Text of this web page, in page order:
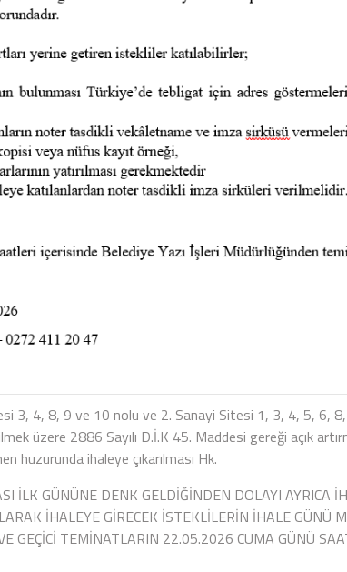
3, 4, 8, 9 ve 10 nolu ve 2. Sanayi Sitesi 1, 3, 4, 5, 6,
üzere 2886 Sayılı D.İ.K 45. Maddesi gereği açık
huzurunda ihaleye çıkarılması Hk.
İLK GÜNÜNE DENK GELDİĞİNDEN DOLAYI AYRICA
İHALEYE GİRECEK İSTEKLİLERİN İHALE GÜNÜ
GEÇİCİ TEMİNATLARIN 22.05.2026 CUMA GÜNÜ